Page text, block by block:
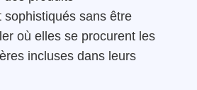
sophistiqués sans être
où elles se procurent les
incluses dans leurs